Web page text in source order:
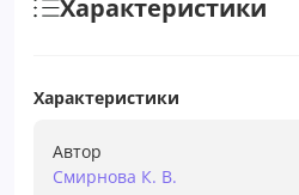
Характеристики
Характеристики
Автор
Смирнова К. В.